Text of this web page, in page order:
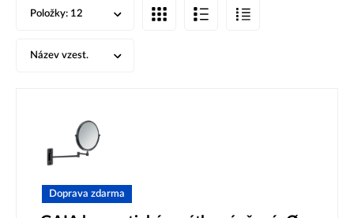
Položky: 12
Název vzest.
Doprava zdarma